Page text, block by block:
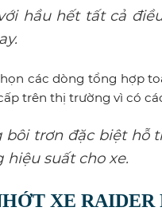
hầu hết tất cả
các dòng tổng hợp
trên thị trường vì có
trơn đặc biệt hỗ
hiệu suất cho xe.
XE RAIDER